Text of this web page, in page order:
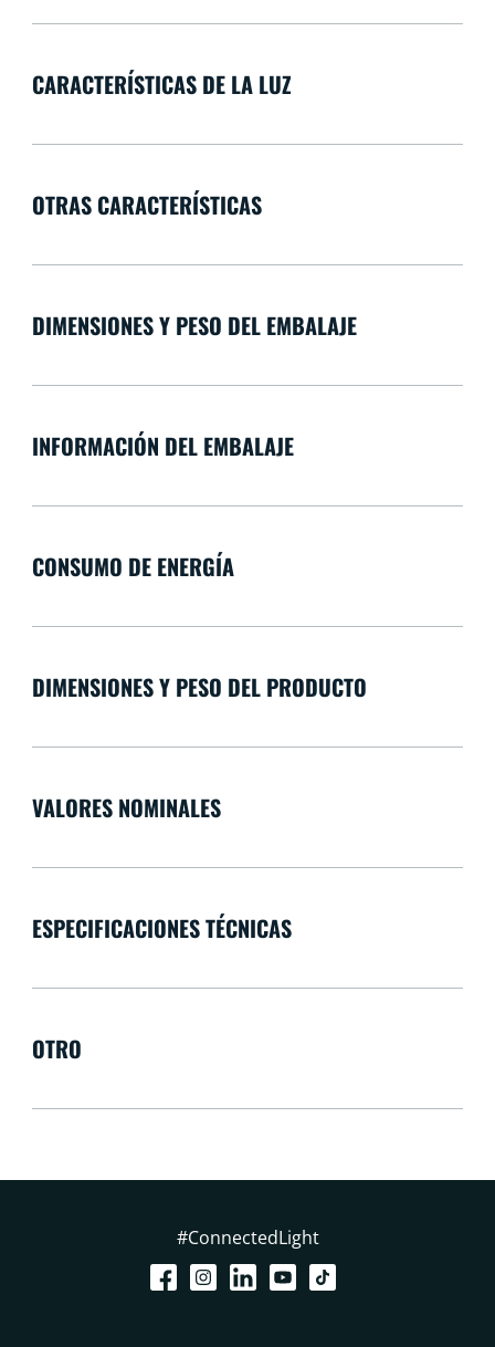
CARACTERÍSTICAS DE LA LUZ
OTRAS CARACTERÍSTICAS
DIMENSIONES Y PESO DEL EMBALAJE
INFORMACIÓN DEL EMBALAJE
CONSUMO DE ENERGÍA
DIMENSIONES Y PESO DEL PRODUCTO
VALORES NOMINALES
ESPECIFICACIONES TÉCNICAS
OTRO
#ConnectedLight